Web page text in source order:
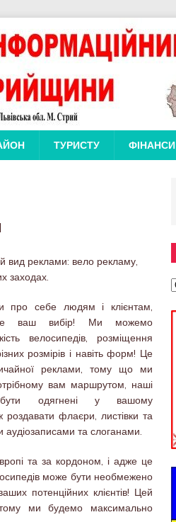
ТУРИСТУ ФІНАНСИ
вид реклами: вело рекламу,
заходах.
про себе людям і клієнтам,
вибір! Ми можемо
велосипедів, розміщення
розмірів і навіть форм! Це
реклами, тому що ми
вам маршрутом, наші
бути одягнені у вашому
роздавати флаєри, листівки та
та слоганами.
та за кордоном, і адже це
може бути необмежено
потенційних клієнтів! Цей
тому ми будемо максимально